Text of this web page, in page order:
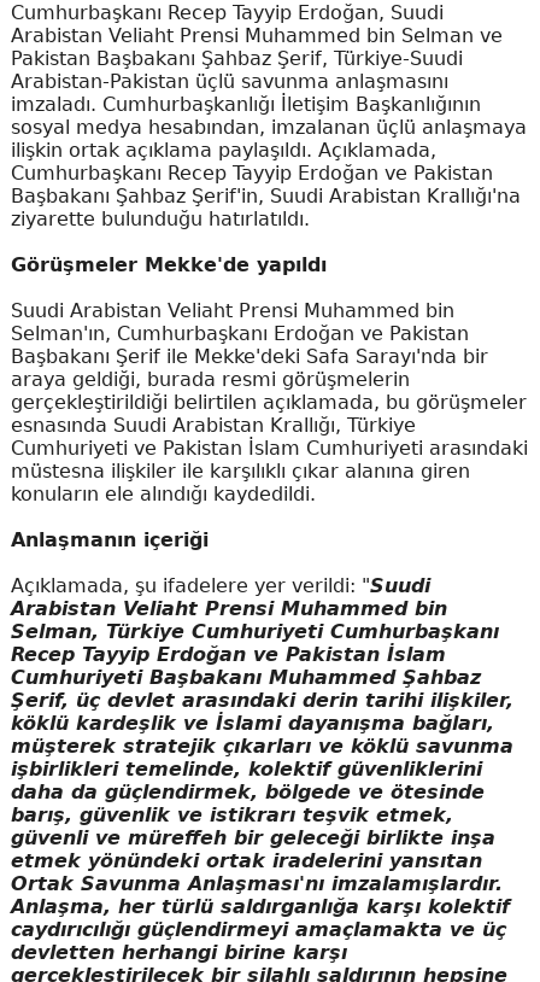
Cumhurbaşkanı Recep Tayyip Erdoğan, Suudi
Arabistan Veliaht Prensi Muhammed bin Selman ve
Pakistan Başbakanı Şahbaz Şerif, Türkiye-Suudi
Arabistan-Pakistan üçlü savunma anlaşmasını
imzaladı. Cumhurbaşkanlığı İletişim Başkanlığının
sosyal medya hesabından, imzalanan üçlü anlaşmaya
ilişkin ortak açıklama paylaşıldı. Açıklamada,
Cumhurbaşkanı Recep Tayyip Erdoğan ve Pakistan
Başbakanı Şahbaz Şerif'in, Suudi Arabistan Krallığı'na
ziyarette bulunduğu hatırlatıldı.
Görüşmeler Mekke'de yapıldı
Suudi Arabistan Veliaht Prensi Muhammed bin
Selman'ın, Cumhurbaşkanı Erdoğan ve Pakistan
Başbakanı Şerif ile Mekke'deki Safa Sarayı'nda bir
araya geldiği, burada resmi görüşmelerin
gerçekleştirildiği belirtilen açıklamada, bu görüşmeler
esnasında Suudi Arabistan Krallığı, Türkiye
Cumhuriyeti ve Pakistan İslam Cumhuriyeti arasındaki
müstesna ilişkiler ile karşılıklı çıkar alanına giren
konuların ele alındığı kaydedildi.
Anlaşmanın içeriği
Açıklamada, şu ifadelere yer verildi: "Suudi
Arabistan Veliaht Prensi Muhammed bin
Selman, Türkiye Cumhuriyeti Cumhurbaşkanı
Recep Tayyip Erdoğan ve Pakistan İslam
Cumhuriyeti Başbakanı Muhammed Şahbaz
Şerif, üç devlet arasındaki derin tarihi ilişkiler,
köklü kardeşlik ve İslami dayanışma bağları,
müşterek stratejik çıkarları ve köklü savunma
işbirlikleri temelinde, kolektif güvenliklerini
daha da güçlendirmek, bölgede ve ötesinde
barış, güvenlik ve istikrarı teşvik etmek,
güvenli ve müreffeh bir geleceği birlikte inşa
etmek yönündeki ortak iradelerini yansıtan
Ortak Savunma Anlaşması'nı imzalamışlardır.
Anlaşma, her türlü saldırganlığa karşı kolektif
caydırıcılığı güçlendirmeyi amaçlamakta ve üç
devletten herhangi birine karşı
gerçekleştirilecek bir silahlı saldırının hepsine